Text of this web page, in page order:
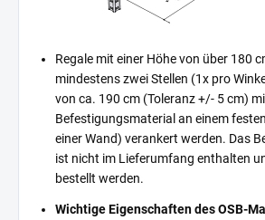
Regale mit einer Höhe von über 180
mindestens zwei Stellen (1x pro
von ca. 190 cm (Toleranz +/- 5 cm)
Befestigungsmaterial an einem
einer Wand) verankert werden. Das
ist nicht im Lieferumfang enthalten
bestellt werden.
Wichtige Eigenschaften des OSB-